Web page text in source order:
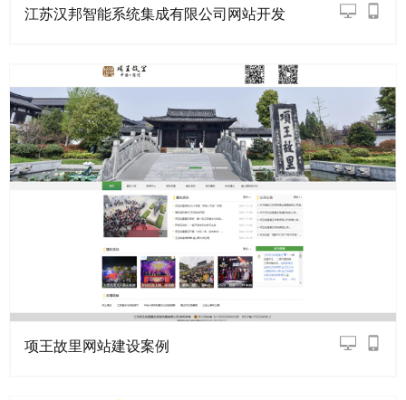
江苏汉邦智能系统集成有限公司网站开发
项王故里网站建设案例